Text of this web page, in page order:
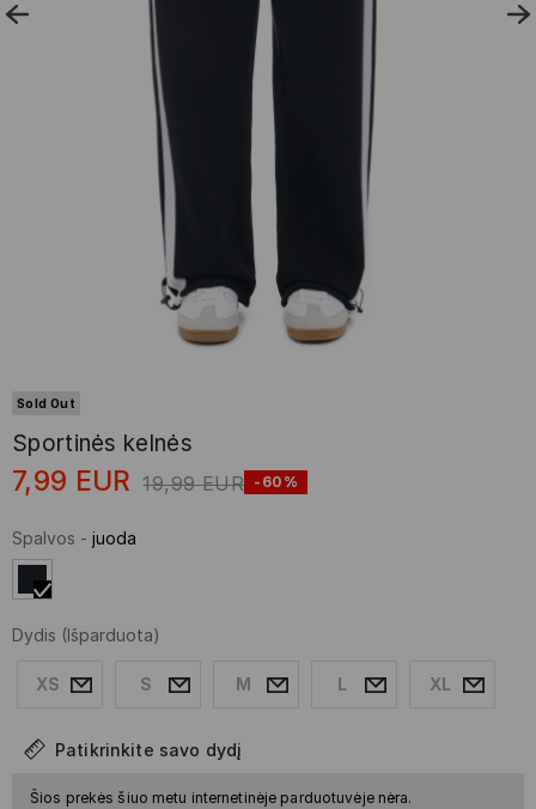
Sold Out
Sportinės kelnės
7,99 EUR 19,99 EUR -60%
Spalvos - juoda
Dydis (Išparduota)
XS S M L XL
Patikrinkite savo dydį
Šios prekės šiuo metu internetinėje parduotuvėje nėra.